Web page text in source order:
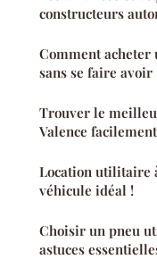
constructeurs
Comment acheter
sans se faire avoir
Trouver le
Valence facilement
Location utilitaire
véhicule idéal !
Choisir un pneu
astuces